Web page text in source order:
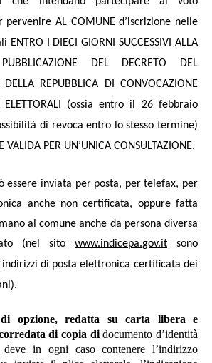
pervenire AL COMUNE d’iscrizione nelle
ENTRO I DIECI GIORNI SUCCESSIVI ALLA
DEL DECRETO DEL
DELLA REPUBBLICA DI CONVOCAZIONE
ELETTORALI (ossia entro il 26 febbraio
di revoca entro lo stesso termine)
VALIDA PER UN’UNICA CONSULTAZIONE.
essere inviata per posta, per telefax, per
anche non certificata, oppure fatta
al comune anche da persona diversa
(nel sito www.indicepa.gov.it sono
di posta elettronica certificata dei
opzione, redatta su carta libera e
di copia didocumento d’identità
deve in ogni caso contenere l’indirizzo